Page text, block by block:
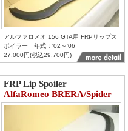
アルファロメオ 156 GTA用 FRPリップス
ポイラー 年式：'02～'06
27,000円(税込29,700円)
FRP Lip Spoiler
AlfaRomeo BRERA/Spider